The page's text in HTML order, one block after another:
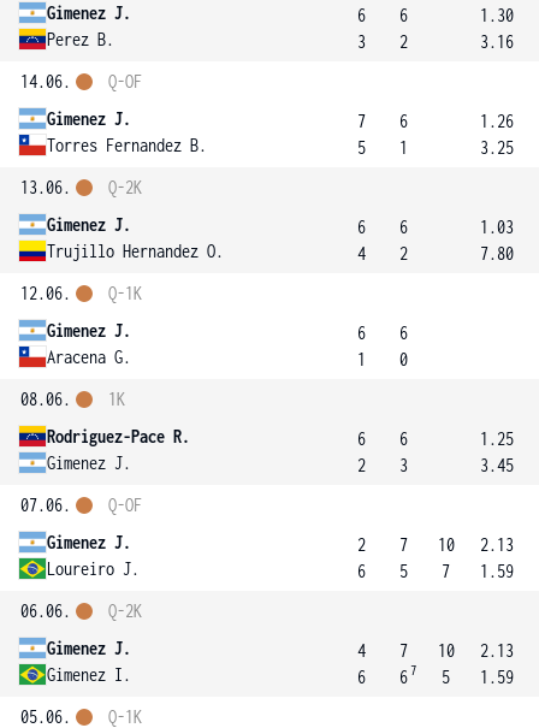
Gimenez J.
Perez B.
6
3
6
2
1.30
3.16
14.06.
Gimenez J.
Torres Fernandez B.
Q-OF
7
5
6
1
1.26
3.25
13.06.
Gimenez J.
Trujillo Hernandez O.
Q-2K
6
4
6
2
1.03
7.80
12.06.
Gimenez J.
Aracena G.
Q-1K
6
1
6
0
08.06.
Rodriguez-Pace R.
Gimenez J.
1K
6
2
6
3
1.25
3.45
07.06.
Gimenez J.
Loureiro J.
Q-OF
2
6
7
5
10
7
2.13
1.59
06.06.
Gimenez J.
Gimenez I.
Q-2K
4
6
7
67
10
5
2.13
1.59
05.06.
Q-1K